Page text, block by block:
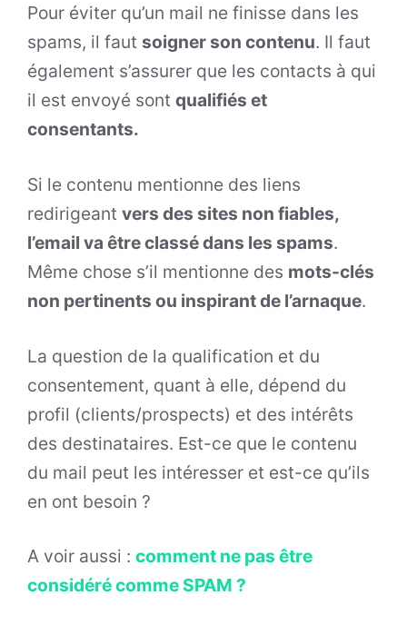
Pour éviter qu’un mail ne finisse dans les
spams, il faut soigner son contenu. Il faut
également s’assurer que les contacts à qui
il est envoyé sont qualifiés et
consentants.
Si le contenu mentionne des liens
redirigeant vers des sites non fiables,
l’email va être classé dans les spams.
Même chose s’il mentionne des mots-clés
non pertinents ou inspirant de l’arnaque.
La question de la qualification et du
consentement, quant à elle, dépend du
profil (clients/prospects) et des intérêts
des destinataires. Est-ce que le contenu
du mail peut les intéresser et est-ce qu’ils
en ont besoin ?
A voir aussi : comment ne pas être
considéré comme SPAM ?